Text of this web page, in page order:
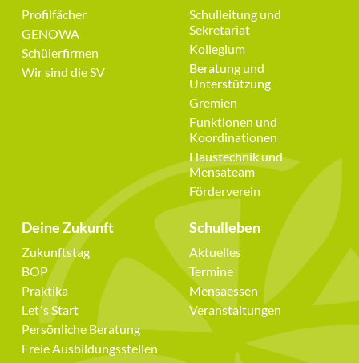
Navigation
überspringen
Profilfächer
GENOWA
Schülerfirmen
Wir sind die SV
Navigation
überspringen
Schulleitung und
Sekretariat
Kollegium
Beratung und
Unterstützung
Gremien
Funktionen und
Koordinationen
Haustechnik und
Mensateam
Förderverein
Deine Zukunft
Navigation
überspringen
Zukunftstag
BOP
Praktika
Let´s Start
Persönliche Beratung
Freie Ausbildungsstellen
Schulleben
Navigation
überspringen
Aktuelles
Termine
Mensaessen
Veranstaltungen